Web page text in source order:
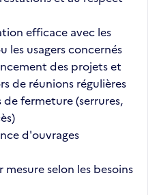
efficace avec les
les usagers concernés
des projets et
de réunions régulières
fermeture (serrures,
d'ouvrages
selon les besoins